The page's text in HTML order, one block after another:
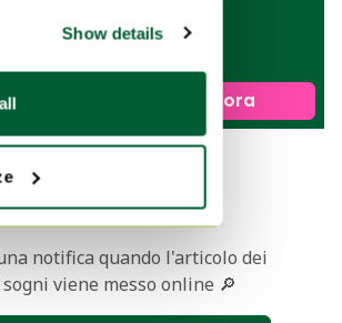
Show details
€
Vendi ora
notifica quando l'articolo dei
viene messo online 🔎